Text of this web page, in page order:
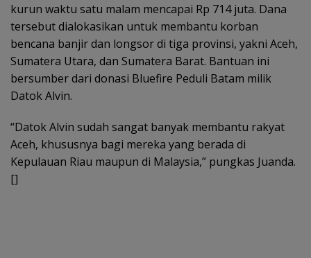
kurun waktu satu malam mencapai Rp 714 juta. Dana
tersebut dialokasikan untuk membantu korban
bencana banjir dan longsor di tiga provinsi, yakni Aceh,
Sumatera Utara, dan Sumatera Barat. Bantuan ini
bersumber dari donasi Bluefire Peduli Batam milik
Datok Alvin.
“Datok Alvin sudah sangat banyak membantu rakyat
Aceh, khususnya bagi mereka yang berada di
Kepulauan Riau maupun di Malaysia,” pungkas Juanda.
[]